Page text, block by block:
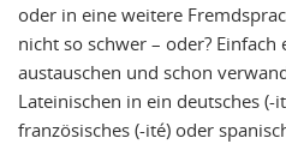
oder in eine weitere
nicht so schwer – oder? Einfach
austauschen und schon
Lateinischen in ein deutsches (-
französisches (-ité) oder